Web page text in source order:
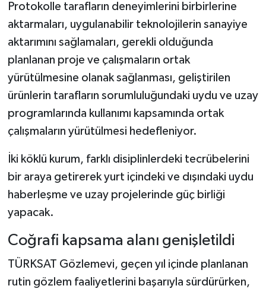
Protokolle tarafların deneyimlerini birbirlerine
aktarmaları, uygulanabilir teknolojilerin sanayiye
aktarımını sağlamaları, gerekli olduğunda
planlanan proje ve çalışmaların ortak
yürütülmesine olanak sağlanması, geliştirilen
ürünlerin tarafların sorumluluğundaki uydu ve uzay
programlarında kullanımı kapsamında ortak
çalışmaların yürütülmesi hedefleniyor.
İki köklü kurum, farklı disiplinlerdeki tecrübelerini
bir araya getirerek yurt içindeki ve dışındaki uydu
haberleşme ve uzay projelerinde güç birliği
yapacak.
Coğrafi kapsama alanı genişletildi
TÜRKSAT Gözlemevi, geçen yıl içinde planlanan
rutin gözlem faaliyetlerini başarıyla sürdürürken,